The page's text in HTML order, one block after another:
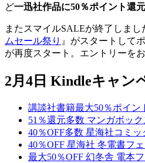
ど一迅社作品に50％ポイント還元
またスマイルSALEが終了しまし
ムセール祭り 』がスタートして
が再度スタート。エントリーを
2月4日 Kindleキャン
講談社書籍最大50％ポイン
51％還元多数 マンガボッ
40％OFF多数 星海社コミッ
40％OFF 星海社 冬電書フ
最大50％OFF 幻冬舎 電本